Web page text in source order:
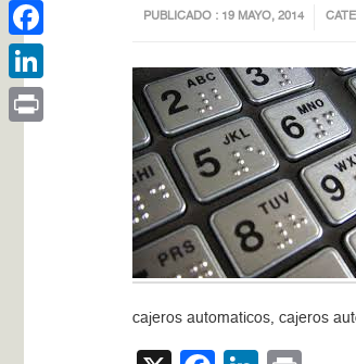
PUBLICADO : 19 MAYO, 2014
cajeros automaticos, cajeros
X
Facebook
LinkedIn